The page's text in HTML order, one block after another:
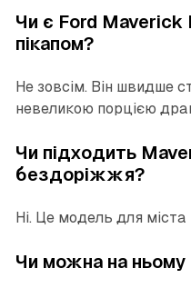
Чи є Ford Maverick
пікапом?
Не зовсім. Він швидше
невеликою порцією
Чи підходить
бездоріжжя?
Ні. Це модель для
Чи можна на ньому